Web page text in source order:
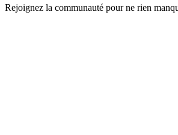
Rejoignez la communauté pour ne rien